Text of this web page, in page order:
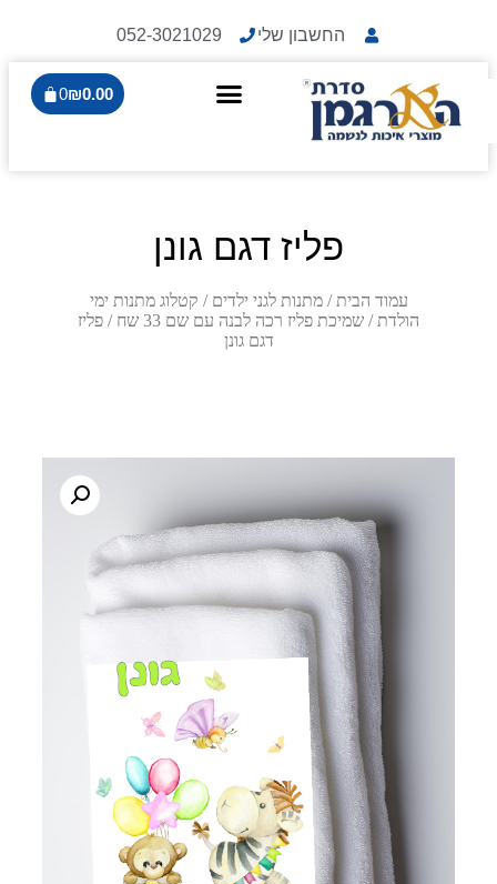
החשבון שלי 052-3021029
₪0.00
0
פליז דגם גונן
עמוד הבית /מתנות לגני ילדים / קטלוג מתנות ימי
הולדת / שמיכת פליז רכה לבנה עם שם 33 שח
/ פליז
דגם גונן